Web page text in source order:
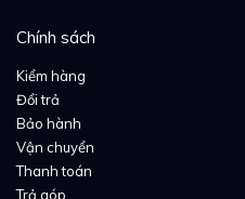
Chính sách
Kiểm hàng
Đổi trả
Bảo hành
Vận chuyển
Thanh toán
Trả góp